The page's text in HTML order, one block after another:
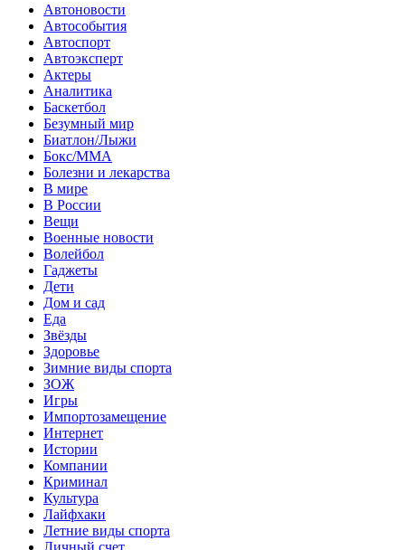
Автоновости
Автособытия
Автоспорт
Автоэксперт
Актеры
Аналитика
Баскетбол
Безумный мир
Биатлон/Лыжи
Бокс/MMA
Болезни и лекарства
В мире
В России
Вещи
Военные новости
Волейбол
Гаджеты
Дети
Дом и сад
Еда
Звёзды
Здоровье
Зимние виды спорта
ЗОЖ
Игры
Импортозамещение
Интернет
Истории
Компании
Криминал
Культура
Лайфхаки
Летние виды спорта
Личный счет